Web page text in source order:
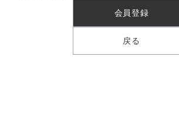
会員登録
戻る